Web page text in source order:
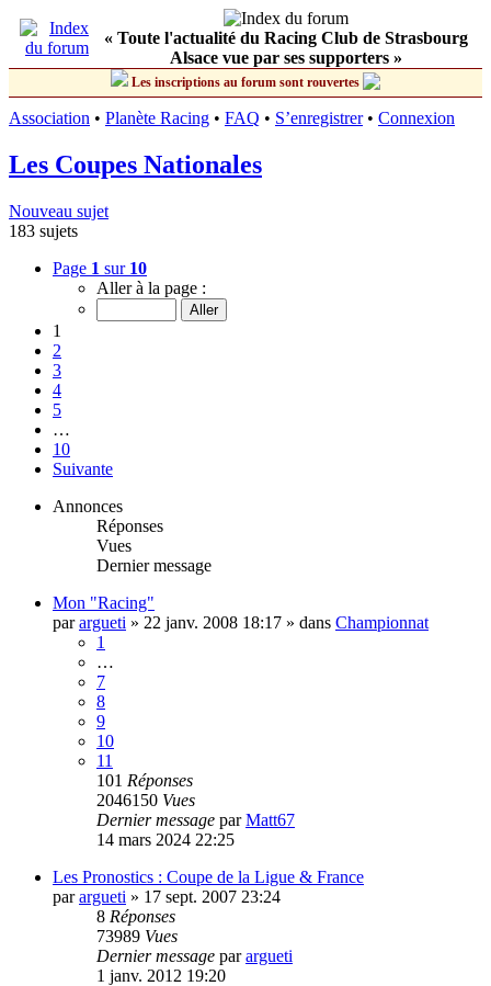
« Toute l'actualité du Racing Club de Strasbourg
Alsace vue par ses supporters »
Les inscriptions au forum sont rouvertes
Association • Planète Racing • FAQ • S’enregistrer• Connexion
Les Coupes Nationales
Nouveau sujet
183 sujets
Page 1 sur 10
Aller à la page :
1
2
3
4
5
…
10
Suivante
Annonces
Réponses
Vues
Dernier message
Mon "Racing"
parargueti » 22 janv. 2008 18:17 » dans Championnat
1
…
7
8
9
10
11
101 Réponses
2046150 Vues
Dernier message parMatt67
14 mars 2024 22:25
Les Pronostics : Coupe de la Ligue & France
parargueti » 17 sept. 2007 23:24
8 Réponses
73989 Vues
Dernier message parargueti
1 janv. 2012 19:20